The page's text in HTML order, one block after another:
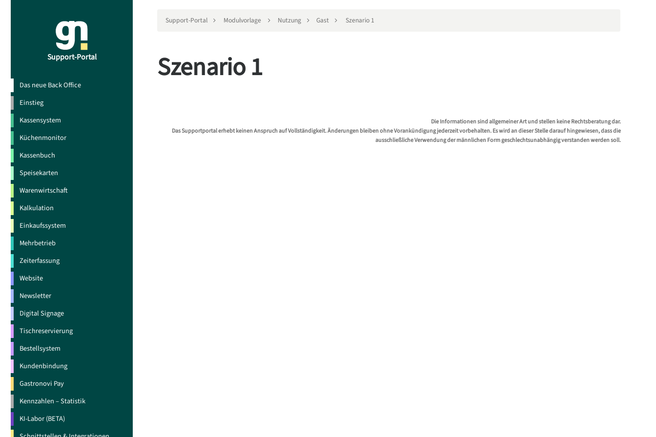
Support-Portal
Das neue Back Office
Einstieg
Kassensystem
Küchenmonitor
Kassenbuch
Speisekarten
Warenwirtschaft
Kalkulation
Einkaufssystem
Mehrbetrieb
Zeiterfassung
Website
Newsletter
Digital Signage
Tischreservierung
Bestellsystem
Kundenbindung
Gastronovi Pay
Kennzahlen – Statistik
KI-Labor (BETA)
Support-Portal Modulvorlage Nutzung Gast Szenario 1
Szenario 1
Die Informationen sind allgemeiner Art und stellen keine Rechtsberatung dar.
Das Supportportal erhebt keinen Anspruch auf Vollständigkeit. Änderungen bleiben ohne Vorankündigung jederzeit vorbehalten. Es wird an dieser Stelle darauf hingewiesen, dass die
ausschließliche Verwendung der männlichen Form geschlechtsunabhängig verstanden werden soll.